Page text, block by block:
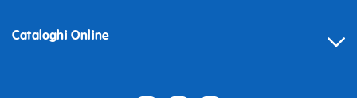
Cataloghi Online